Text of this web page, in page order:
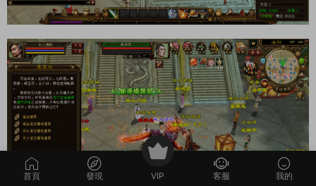
首頁 發現 VIP 客服 我的